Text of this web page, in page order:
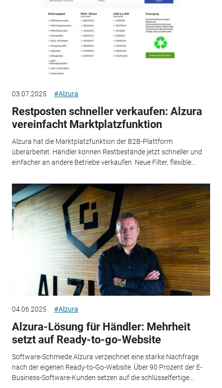
03.07.2025 #Alzura
Restposten schneller verkaufen: Alzura
vereinfacht Marktplatzfunktion
Alzura hat die Marktplatzfunktion der B2B-Plattform
überarbeitet. Händler können Restbestände jetzt schneller und
einfacher an andere Betriebe verkaufen. Neue Filter, flexible...
04.06.2025 #Alzura
Alzura-Lösung für Händler: Mehrheit
setzt auf Ready-to-go-Website
Software-Schmiede Alzura verzeichnet eine starke Nachfrage
nach der eigenen Ready-to-Go-Website. Über 90 Prozent der E-
Business-Software-Kunden setzen auf die schlüsselfertige...